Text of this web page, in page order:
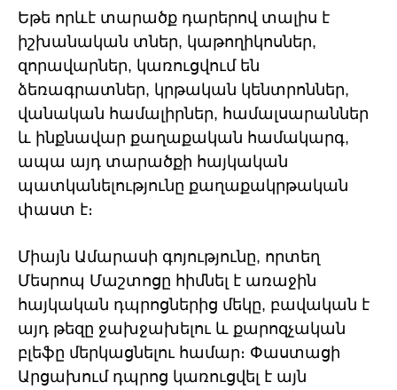
Եթե որևէ տարածք դարերով տալիս է
իշխանական տներ, կաթողիկոսներ,
զորավարներ, կառուցվում են
ձեռագրատներ, կրթական կենտրոններ,
վանական համալիրներ, համալսարաններ
և ինքնավար քաղաքական համակարգ,
ապա այդ տարածքի հայկական
պատկանելությունը քաղաքակրթական
փաստ է։
Միայն Ամարասի գոյությունը, որտեղ
Մեսրոպ Մաշտոցը հիմնել է առաջին
հայկական դպրոցներից մեկը, բավական է
այդ թեզը ջախջախելու և քարոզչական
բլեֆը մերկացնելու համար։ Փաստացի
Արցախում դպրոց կառուցվել է այն